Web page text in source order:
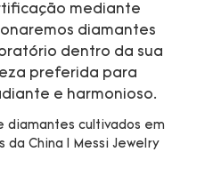
mediante
diamantes
dentro da sua
preferida para
e harmonioso.